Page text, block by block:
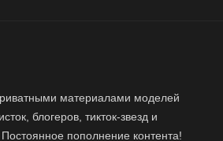
материалами моделей
блогеров, тикток-звезд и
пополнение контента!